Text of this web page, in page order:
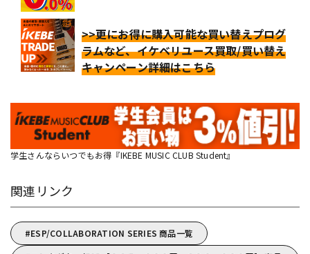
>>更にお得に購入可能な買い替えプログ
ラムなど、イケベリユース買取/買い替え
キャンペーン詳細はこちら
学生さんならいつでもお得『IKEBE MUSIC CLUB Student』
関連リンク
ESP/COLLABORATION SERIES 商品一覧